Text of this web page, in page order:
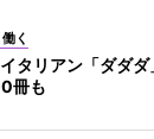
く
タリアン「ダダ
冊も